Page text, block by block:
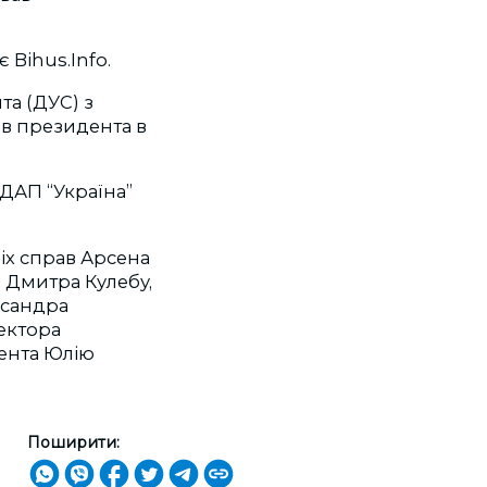
Bihus.Info.
(ДУС) з
президента в
“Україна”
справ Арсена
Дмитра Кулебу,
Юлію
Поширити: